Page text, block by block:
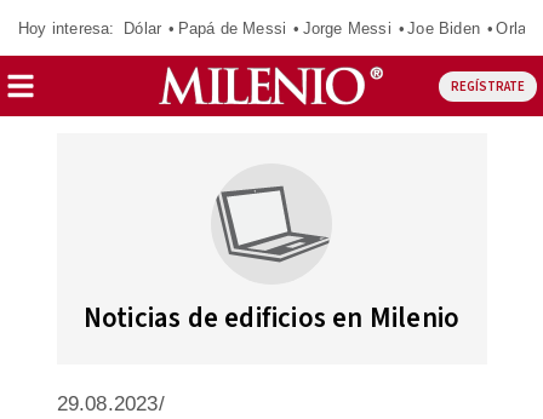
Hoy interesa: Dólar Papá de Messi Jorge Messi Joe Biden
REGÍSTRATE
Noticias de edificios en Milenio
29.08.2023/